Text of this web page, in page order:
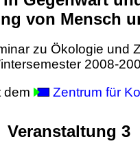
von Mensch
zu Ökologie und
2008-
dem
Zentrum für
Veranstaltung 3